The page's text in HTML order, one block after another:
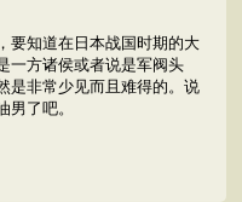
要知道在日本战国时期的大
一方诸侯或者说是军阀头
是非常少见而且难得的。说
了吧。